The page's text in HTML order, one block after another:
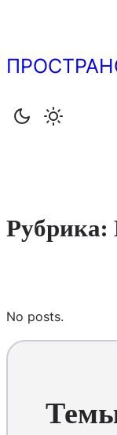
содержимому
Рубрика:
No posts.